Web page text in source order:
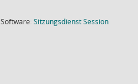
Software:SitzungsdienstSession(Wird in